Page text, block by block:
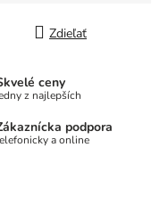
Zdieľať
ceny
z najlepších
podpora
a online